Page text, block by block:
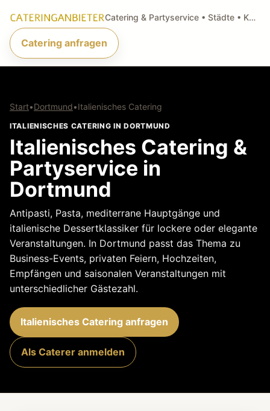
Catering & Partyservice • Städte • Küchenarten • Anfragen
Catering anfragen
Start•Dortmund•Italienisches Catering
ITALIENISCHES CATERING IN DORTMUND
Italienisches Catering &
Partyservice in
Dortmund
Antipasti, Pasta, mediterrane Hauptgänge und
italienische Dessertklassiker für lockere oder elegante
Veranstaltungen. In Dortmund passt das Thema zu
Business-Events, privaten Feiern, Hochzeiten,
Empfängen und saisonalen Veranstaltungen mit
unterschiedlicher Gästezahl.
Italienisches Catering anfragen
Als Caterer anmelden